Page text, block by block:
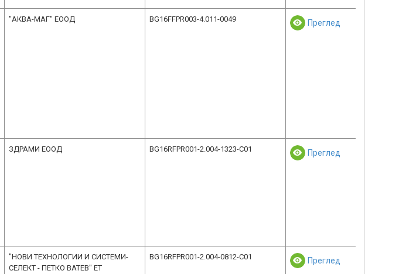
"АКВА-МАГ" ЕООД BG16FFPR003-4.011-0049 Преглед
ЗДРАМИ ЕООД BG16RFPR001-2.004-1323-C01 Преглед
"НОВИ ТЕХНОЛОГИИ И СИСТЕМИ-
СЕЛЕКТ - ПЕТКО ВАТЕВ" ЕТ
BG16RFPR001-2.004-0812-C01 Преглед